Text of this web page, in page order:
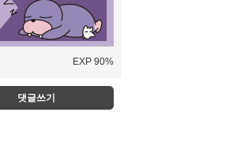
EXP 90%
댓글쓰기